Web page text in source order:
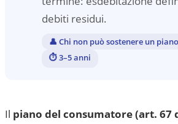
debiti residui.
👤 Chi non può sostenere un
⏱3–5 anni
Il piano del consumatore (art. 67